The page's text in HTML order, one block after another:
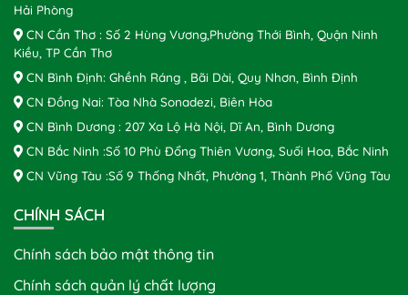
Hải Phòng
CN Cần Thơ : Số 2 Hùng Vương,Phường Thới Bình, Quận Ninh
Kiều, TP Cần Thơ
CN Bình Định: Ghềnh Ráng , Bãi Dài, Quy Nhơn, Bình Định
CN Đồng Nai: Tòa Nhà Sonadezi, Biên Hòa
CN Bình Dương : 207 Xa Lộ Hà Nội, Dĩ An, Bình Dương
CN Bắc Ninh :Số 10 Phù Đổng Thiên Vương, Suối Hoa, Bắc Ninh
CN Vũng Tàu :Số 9 Thống Nhất, Phường 1, Thành Phố Vũng Tàu
CHÍNH SÁCH
Chính sách bảo mật thông tin
Chính sách quản lý chất lượng